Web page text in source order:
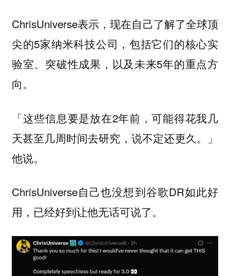
ChrisUniverse表示，现在自己了解了全球顶
尖的5家纳米科技公司，包括它们的核心实
验室、突破性成果，以及未来5年的重点方
向。
「这些信息要是放在2年前，可能得花我几
天甚至几周时间去研究，说不定还更久。」
他说。
ChrisUniverse自己也没想到谷歌DR如此好
用，已经好到让他无话可说了。